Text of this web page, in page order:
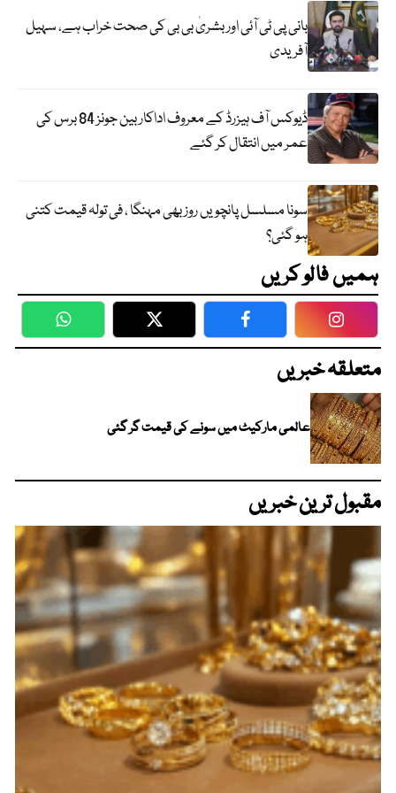
بانی پی ٹی آئی اور بشریٰ بی بی کی صحت خراب ہے، سہیل
آفریدی
ڈیوکس آف ہیزرڈ کے معروف اداکار بین جونز 84 برس کی
عمر میں انتقال کر گئے
سونا مسلسل پانچویں روز بھی مہنگا ، فی تولہ قیمت کتنی
ہو گئی؟
ہمیں فالو کریں
WhatsApp Twitter Facebook
متعلقہ خبریں
عالمی مارکیٹ میں سونے کی قیمت گر گئی
مقبول ترین خبریں